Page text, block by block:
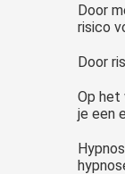
Door
risico
Door
Op het
je een